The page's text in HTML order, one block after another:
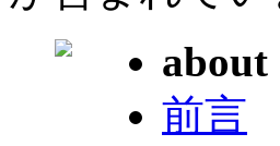
about
前言